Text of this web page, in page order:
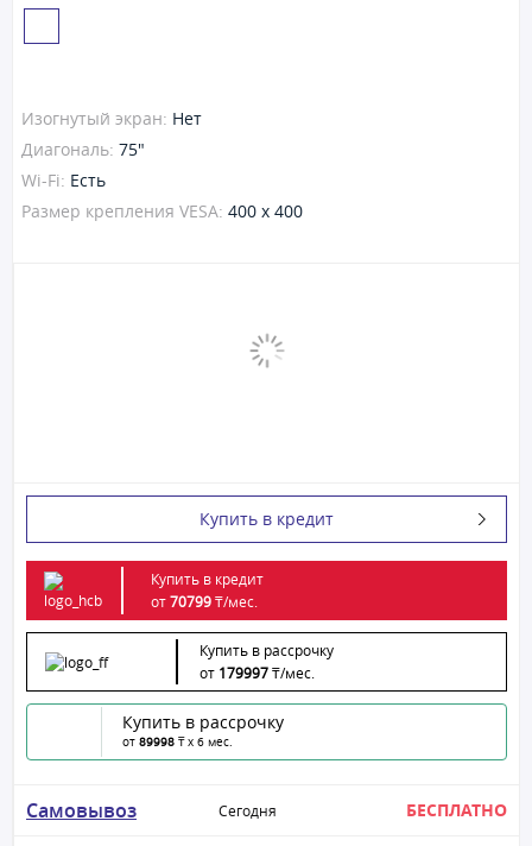
Изогнутый экран: Нет
Диагональ: 75"
Wi-Fi: Есть
Размер крепления VESA: 400 x 400
Купить в кредит
Купить в кредит
от70799₸/мес.
Купить в рассрочку
от 179997₸/мес.
Купить в рассрочку
от 89998 ₸ x 6 мес.
Самовывоз Сегодня БЕСПЛАТНО